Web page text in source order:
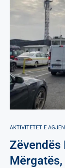
AKTIVITETET E
Zëvendës